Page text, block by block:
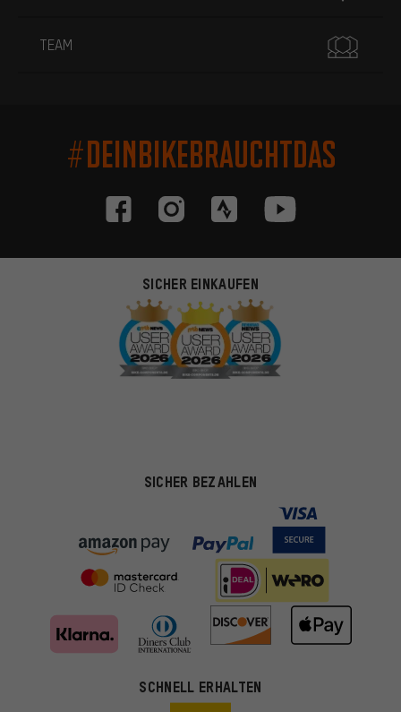
TEAM
#DEINBIKEBRAUCHTDAS
SICHER EINKAUFEN
SICHER BEZAHLEN
SCHNELL ERHALTEN
Du bekommst, statt zufälliger Werbung, genauer passende